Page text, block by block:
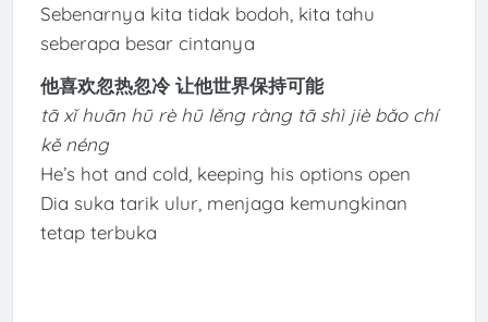
Sebenarnya kita tidak bodoh, kita tahu
seberapa besar cintanya
他喜欢忽热忽冷 让他世界保持可能
tā xǐ huān hū rè hū lěng ràng tā shì jiè bǎo chí
kě néng
He’s hot and cold, keeping his options open
Dia suka tarik ulur, menjaga kemungkinan
tetap terbuka